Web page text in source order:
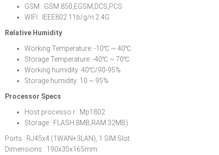
GSM : GSM 850,EGSM,DCS,PCS
WIFI : IEEE802.11b/g/n 2.4G
Relative Humidity
Working Temperature: -10℃ ~ 40℃
Storage Temperature: -40℃ ~ 70℃
Working humidity: 40℃/90-95%
Storage humidity: 10 ~ 95%
Processor Specs
Host processo r : Mp1802
Storage : FLASH 8MB;RAM 32MB)
Ports : RJ45x4 (1WAN+3LAN), 1 SIM Slot
Dimensions : 190x35x165mm